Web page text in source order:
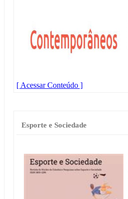
[ Acessar Conteúdo ]
Esporte e Sociedade